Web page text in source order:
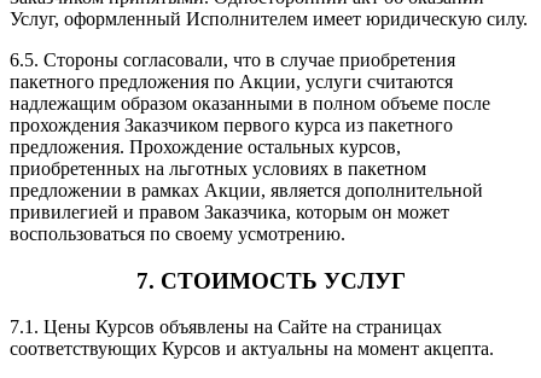
Услуг, оформленный Исполнителем имеет юридическую силу.
6.5. Стороны согласовали, что в случае приобретения
пакетного предложения по Акции, услуги считаются
надлежащим образом оказанными в полном объеме после
прохождения Заказчиком первого курса из пакетного
предложения. Прохождение остальных курсов,
приобретенных на льготных условиях в пакетном
предложении в рамках Акции, является дополнительной
привилегией и правом Заказчика, которым он может
воспользоваться по своему усмотрению.
7. СТОИМОСТЬ УСЛУГ
7.1. Цены Курсов объявлены на Сайте на страницах
соответствующих Курсов и актуальны на момент акцепта.